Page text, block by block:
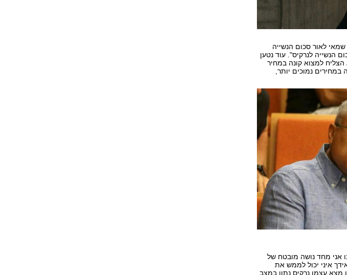
לאור סכום הנשייה
הנשייה לנרקיס". עוד נטען
למצוא קונה במחיר
במחירים נמוכים יותר,
אני מחד נושה מובטח של
איני יכול לממש את
מצא עצמו נרקיס נתון במצב